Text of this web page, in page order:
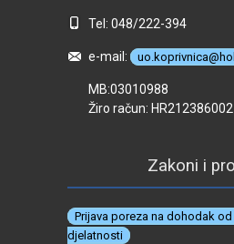
Tel: 048/222-394
e-mail:
MB:03010988
Žiro račun:
Zakoni i
Prijava poreza na dohodak
djelatnosti